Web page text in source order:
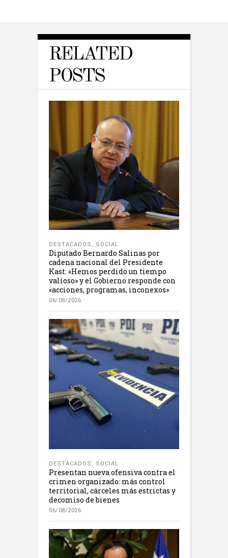
RELATED
POSTS
DESTACADOS , SOCIAL
Diputado Bernardo Salinas por
cadena nacional del Presidente
Kast: «Hemos perdido un tiempo
valioso» y el Gobierno responde con
«acciones, programas, inconexos»
06/08/2026
DESTACADOS , SOCIAL
Presentan nueva ofensiva contra el
crimen organizado: más control
territorial, cárceles más estrictas y
decomiso de bienes
06/08/2026